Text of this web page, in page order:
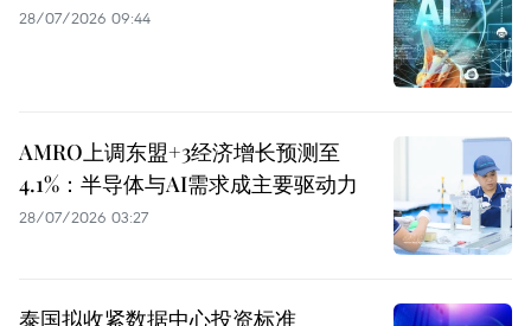
28/07/2026 09:44
AMRO上调东盟+3经济增长预测至
4.1%：半导体与AI需求成主要驱动力
28/07/2026 03:27
泰国拟收紧数据中心投资标准